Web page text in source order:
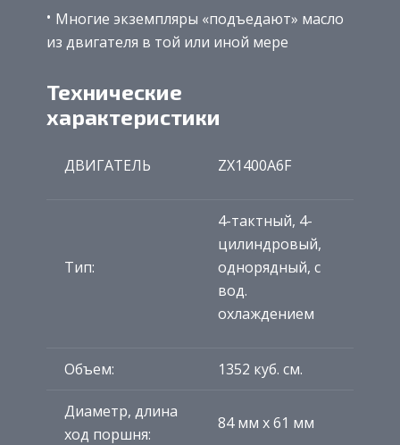
Многие экземпляры «подъедают» масло
из двигателя в той или иной мере
Технические
характеристики
ДВИГАТЕЛЬ ZX1400A6F
Тип:
4-тактный, 4-
цилиндровый,
однорядный, с
вод.
охлаждением
Объем: 1352 куб. см.
Диаметр, длина
ход поршня:
84 мм x 61 мм